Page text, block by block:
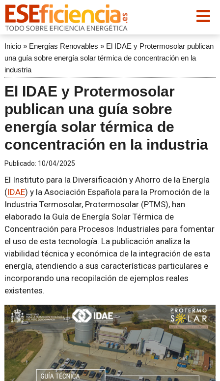
Inicio» Energías Renovables » El IDAE y Protermosolar publican
una guía sobre energía solar térmica de concentración en la
industria
El IDAE y Protermosolar
publican una guía sobre
energía solar térmica de
concentración en la industria
Publicado: 10/04/2025
El Instituto para la Diversificación y Ahorro de la Energía
(IDAE) y la Asociación Española para la Promoción de la
Industria Termosolar, Protermosolar (PTMS), han
elaborado la Guía de Energía Solar Térmica de
Concentración para Procesos Industriales para fomentar
el uso de esta tecnología. La publicación analiza la
viabilidad técnica y económica de la integración de esta
energía, atendiendo a sus características particulares e
incorporando una recopilación de ejemplos reales
existentes.